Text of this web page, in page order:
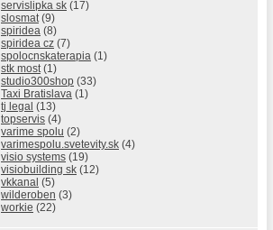
servislipka sk (17)
slosmat(9)
spiridea (8)
spiridea cz (7)
spolocnskaterapia (1)
stk most(1)
studio300shop (33)
Taxi Bratislava (1)
tj legal (13)
topservis (4)
varime spolu (2)
varimespolu.svetevity.sk (4)
visio systems (19)
visiobuilding sk (12)
vkkanal (5)
wilderoben (3)
workie (22)